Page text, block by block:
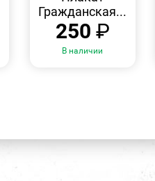
Гражданская...
250 ₽
В наличии